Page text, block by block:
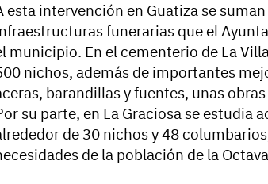
esta intervención en Guatiza se
funerarias que el
municipio. En el cementerio de La
nichos, además de importantes
barandillas y fuentes, unas
su parte, en La Graciosa se estudia
de 30 nichos y 48
de la población de la